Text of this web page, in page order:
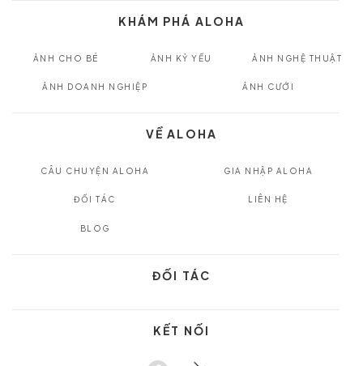
KHÁM PHÁ ALOHA
ẢNH CHO BÉ ẢNH KỶ YẾU ẢNH NGHỆ THUẬT
ẢNH DOANH NGHIỆP ẢNH CƯỚI
VỀ ALOHA
CÂU CHUYỆN ALOHA GIA NHẬP ALOHA
ĐỐI TÁC LIÊN HỆ
BLOG
ĐỐI TÁC
KẾT NỐI